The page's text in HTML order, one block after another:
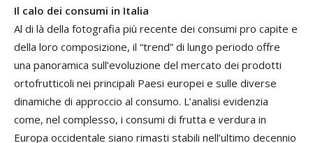
Il calo dei consumi in Italia
Al di là della fotografia più recente dei consumi pro capite e
della loro composizione, il “trend” di lungo periodo offre
una panoramica sull’evoluzione del mercato dei prodotti
ortofrutticoli nei principali Paesi europei e sulle diverse
dinamiche di approccio al consumo. L’analisi evidenzia
come, nel complesso, i consumi di frutta e verdura in
Europa occidentale siano rimasti stabili nell’ultimo decennio